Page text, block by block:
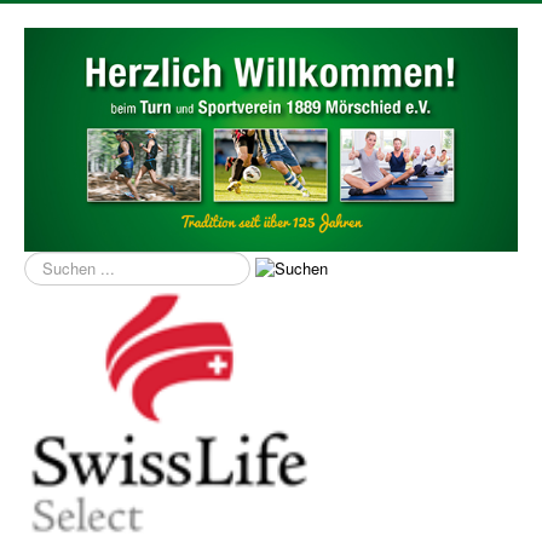
Suchen
...